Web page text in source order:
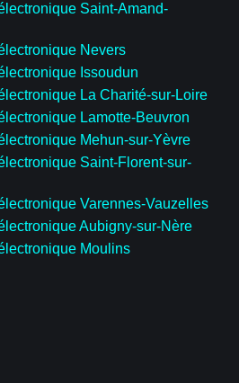
Saint-Amand-
Nevers
Issoudun
La Charité-sur-Loire
Lamotte-Beuvron
Mehun-sur-Yèvre
Saint-Florent-sur-
Varennes-Vauzelles
Aubigny-sur-Nère
Moulins